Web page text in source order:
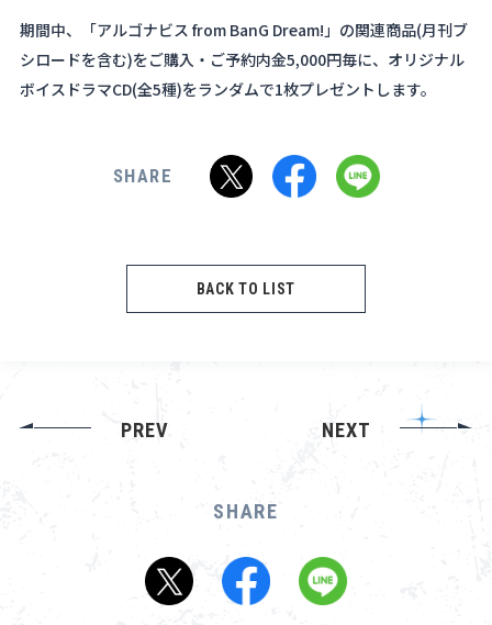
期間中、「アルゴナビス from BanG Dream!」の関連商品(月刊ブ
シロードを含む)をご購入・ご予約内金5,000円毎に、オリジナル
ボイスドラマCD(全5種)をランダムで1枚プレゼントします。
SHARE
BACK TO LIST
PREV NEXT
SHARE